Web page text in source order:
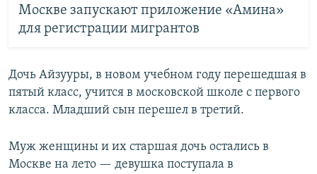
Москве запускают приложение «Амина»
для регистрации мигрантов
Дочь Айзууры, в новом учебном году перешедшая в
пятый класс, учится в московской школе с первого
класса. Младший сын перешел в третий.
Муж женщины и их старшая дочь остались в
Москве на лето — девушка поступала в